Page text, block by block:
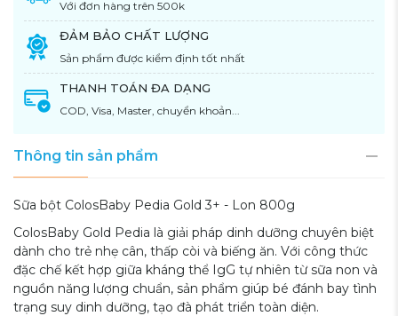
Với đơn hàng trên 500k
ĐẢM BẢO CHẤT LƯỢNG
Sản phẩm được kiểm định tốt nhất
THANH TOÁN ĐA DẠNG
COD, Visa, Master, chuyển khoản...
Thông tin sản phẩm
Sữa bột ColosBaby Pedia Gold 3+ - Lon 800g
ColosBaby Gold Pedia là giải pháp dinh dưỡng chuyên biệt
dành cho trẻ nhẹ cân, thấp còi và biếng ăn. Với công thức
đặc chế kết hợp giữa kháng thể IgG tự nhiên từ sữa non và
nguồn năng lượng chuẩn, sản phẩm giúp bé đánh bay tình
trạng suy dinh dưỡng, tạo đà phát triển toàn diện.